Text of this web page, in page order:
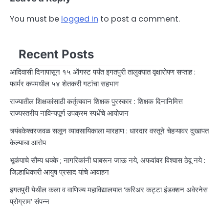
You must be logged in to post a comment.
Recent Posts
आदिवासी दिनापासून १५ ऑगस्ट पर्यंत इगतपुरी तालुक्यात वृक्षारोपण सप्ताह :
फार्मर कपमधील ५४ शेतकरी गटांचा सहभाग
राज्यातील शिक्षकांसाठी कर्तृत्ववान शिक्षक पुरस्कार : शिक्षक दिनानिमित्त
राज्यस्तरीय नाविन्यपूर्ण उपक्रम स्पर्धेचे आयोजन
त्र्यंबकेश्वरजवळ सलून व्यावसायिकाला मारहाण : धारदार वस्तूने चेहऱ्यावर दुखापत
केल्याचा आरोप
भूकंपाचे सौम्य धक्के ; नागरिकांनी घाबरून जाऊ नये, अफवांवर विश्वास ठेवू नये :
जिल्हाधिकारी आयुष प्रसाद यांचे आवाहन
इगतपुरी येथील कला व वाणिज्य महाविद्यालयात ‘करिअर कट्टा इंडक्शन अवेरनेस
प्रोग्राम’ संपन्न